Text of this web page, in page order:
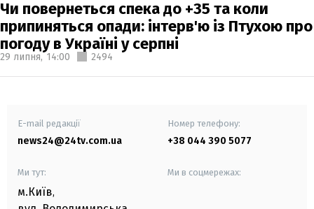
Чи повернеться спека до +35 та коли
припиняться опади: інтерв'ю із Птухою про
погоду в Україні у серпні
29 липня, 14:00 2494
E-mail редакції
news24@24tv.com.ua
Номер телефону:
+38 044 390 5077
Ми тут:
м.Київ,
Ми в соцмережах: